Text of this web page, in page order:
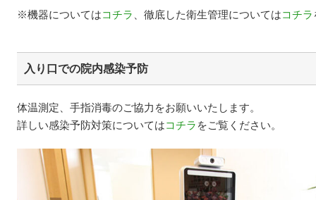
※機器についてはコチラ 、徹底した衛生管理についてはコチラ
入り口での院内感染予防
体温測定、手指消毒のご協力をお願いいたします。
詳しい感染予防対策についてはコチラ をご覧ください。